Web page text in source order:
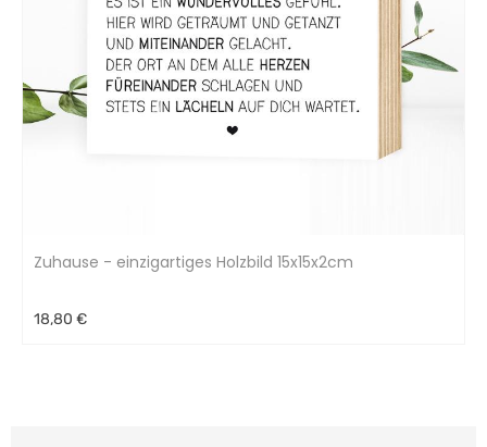
Zuhause - einzigartiges Holzbild 15x15x2cm
18,80 €